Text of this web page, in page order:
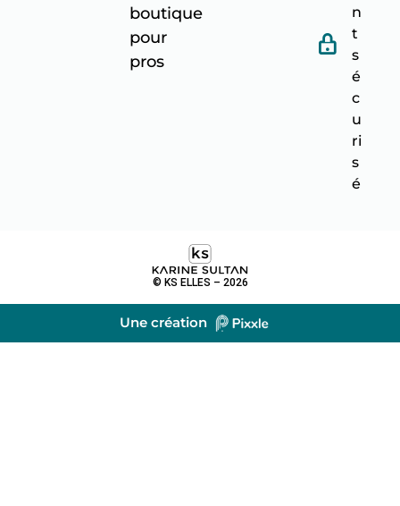
boutique
pour
pros
n
t
s
é
c
u
ri
s
é
© KS ELLES – 2026
Une création